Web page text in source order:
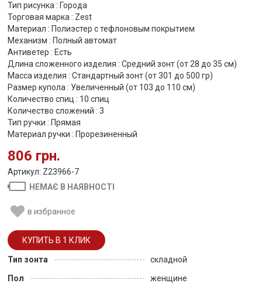
Тип рисунка : Города
Торговая марка : Zest
Материал : Полиэстер с тефлоновым покрытием
Механизм : Полный автомат
Антиветер : Есть
Длина сложенного изделия : Средний зонт (от 28 до 35 см)
Масса изделия : Стандартный зонт (от 301 до 500 гр)
Размер купола : Увеличенный (от 103 до 110 см)
Количество спиц : 10 спиц
Количество сложений : 3
Тип ручки : Прямая
Материал ручки : Прорезиненный
806 грн.
Артикул: Z23966-7
НЕМАЄ В НАЯВНОСТІ
в избранное
Тип зонта
складной
Пол
женщине